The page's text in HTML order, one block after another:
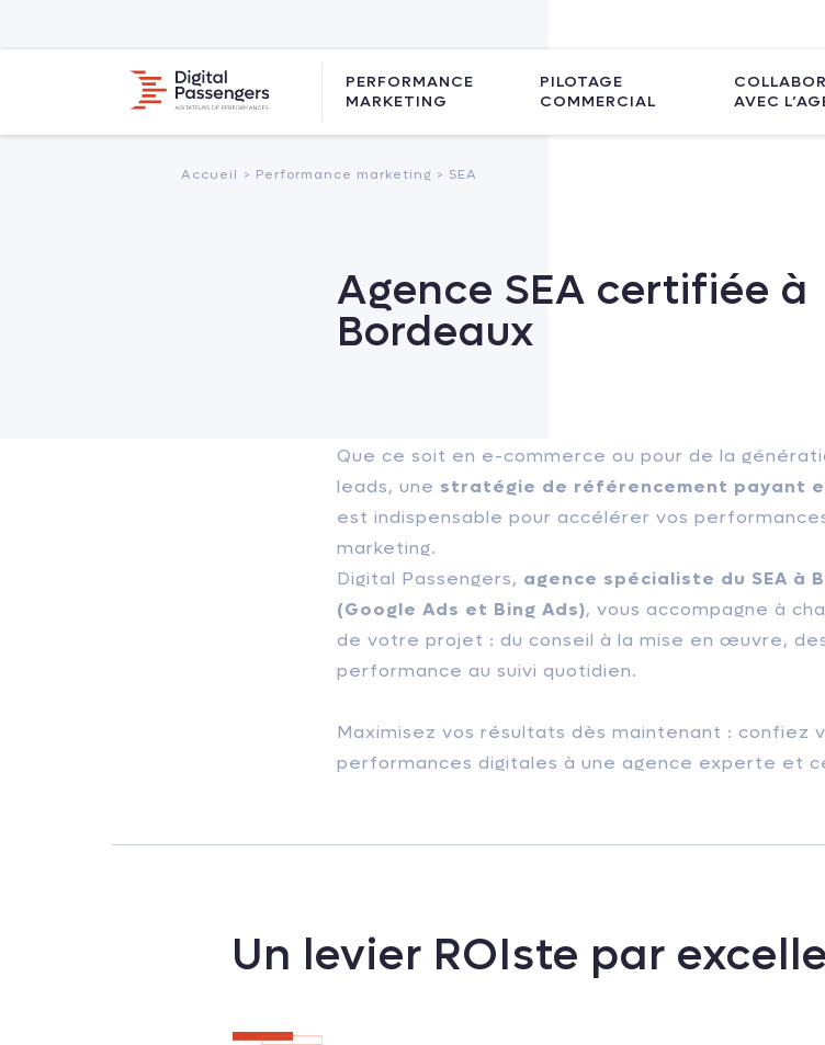
PERFORMANCE
MARKETING
PILOTAGE
COMMERCIAL
AVEC
Accueil > Performance marketing > SEA
Agence SEA certifiée à
Bordeaux
Que ce soit en e-commerce ou pour de la
leads, une stratégie de référencement payant
est indispensable pour accélérer vos
marketing.
Digital Passengers, agence spécialiste du SEA à
(Google Ads et Bing Ads), vous accompagne à
de votre projet : du conseil à la mise en œuvre,
performance au suivi quotidien.
Maximisez vos résultats dès maintenant : confiez
performances digitales à une agence experte et
Un levier ROIste par